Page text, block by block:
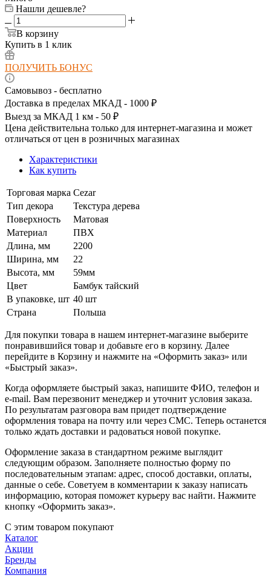
Нашли дешевле?
В корзину
Купить в 1 клик
ПОЛУЧИТЬ БОНУС
Самовывоз - бесплатно
Доставка в пределах МКАД - 1000 ₽
Выезд за МКАД 1 км - 50 ₽
Цена действительна только для интернет-магазина и может
отличаться от цен в розничных магазинах
Характеристики
Как купить
Торговая марка Cezar
Тип декора
Текстура дерева
Поверхность
Матовая
Материал
ПВХ
Длина, мм
2200
Ширина, мм
22
Высота, мм
59мм
Цвет
Бамбук тайский
В упаковке, шт 40 шт
Страна
Польша
Для покупки товара в нашем интернет-магазине выберите
понравившийся товар и добавьте его в корзину. Далее
перейдите в Корзину и нажмите на «Оформить заказ» или
«Быстрый заказ».
Когда оформляете быстрый заказ, напишите ФИО, телефон и
e-mail. Вам перезвонит менеджер и уточнит условия заказа.
По результатам разговора вам придет подтверждение
оформления товара на почту или через СМС. Теперь останется
только ждать доставки и радоваться новой покупке.
Оформление заказа в стандартном режиме выглядит
следующим образом. Заполняете полностью форму по
последовательным этапам: адрес, способ доставки, оплаты,
данные о себе. Советуем в комментарии к заказу написать
информацию, которая поможет курьеру вас найти. Нажмите
кнопку «Оформить заказ».
С этим товаром покупают
Каталог
Акции
Бренды
Компания